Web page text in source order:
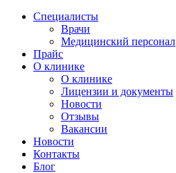
Специалисты
Врачи
Медицинский персонал
Прайс
О клинике
О клинике
Лицензии и документы
Новости
Отзывы
Вакансии
Новости
Контакты
Блог